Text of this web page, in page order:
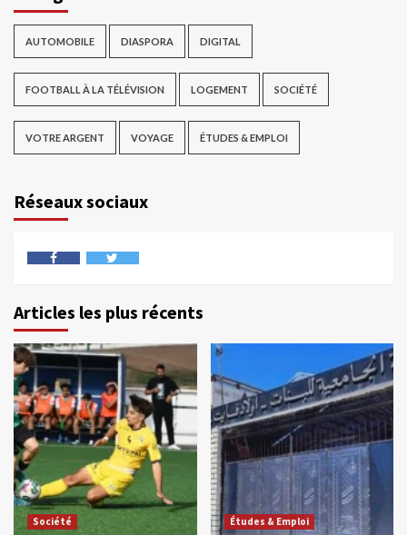
AUTOMOBILE DIASPORA DIGITAL
FOOTBALL À LA TÉLÉVISION LOGEMENT SOCIÉTÉ
VOTRE ARGENT VOYAGE ÉTUDES & EMPLOI
Réseaux sociaux
Articles les plus récents
Société Études & Emploi